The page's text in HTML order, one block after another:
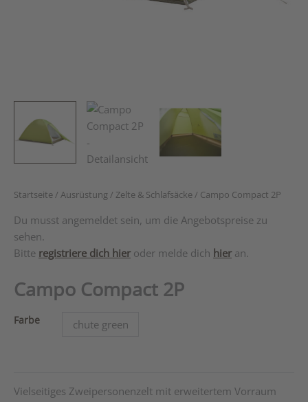
Startseite/ Ausrüstung/ Zelte & Schlafsäcke/ Campo Compact 2P
Du musst angemeldet sein, um die Angebotspreise zu
sehen.
Bitte registriere dich hieroder melde dich hier an.
Campo Compact 2P
Farbe chute green
Vielseitiges Zweipersonenzelt mit erweitertem Vorraum